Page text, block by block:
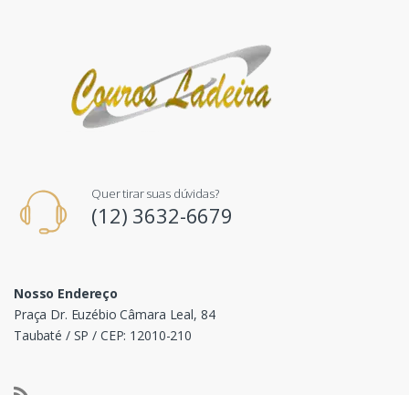
Quer tirar suas dúvidas?
(12) 3632-6679
Nosso Endereço
Praça Dr. Euzébio Câmara Leal, 84
Taubaté / SP / CEP: 12010-210